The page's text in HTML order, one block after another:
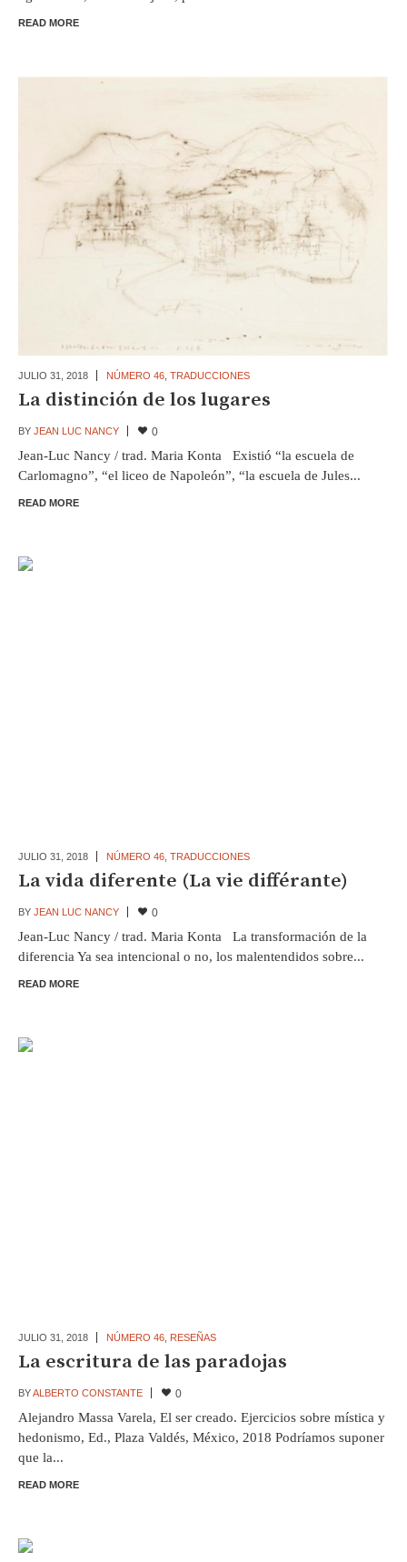
READ MORE
JULIO 31, 2018 NÚMERO 46, TRADUCCIONES
La distinción de los lugares
BY JEAN LUC NANCY 0
Jean-Luc Nancy / trad. Maria Konta Existió “la escuela de
Carlomagno”, “el liceo de Napoleón”, “la escuela de Jules...
READ MORE
JULIO 31, 2018 NÚMERO 46, TRADUCCIONES
La vida diferente (La vie différante)
BY JEAN LUC NANCY 0
Jean-Luc Nancy / trad. Maria Konta La transformación de la
diferencia Ya sea intencional o no, los malentendidos sobre...
READ MORE
JULIO 31, 2018 NÚMERO 46, RESEÑAS
La escritura de las paradojas
BYALBERTO CONSTANTE 0
Alejandro Massa Varela, El ser creado. Ejercicios sobre mística y
hedonismo, Ed., Plaza Valdés, México, 2018 Podríamos suponer
que la...
READ MORE